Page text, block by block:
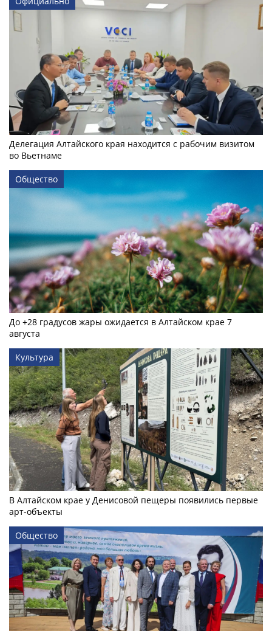
Делегация Алтайского края находится с рабочим визитом
во Вьетнаме
Общество
До +28 градусов жары ожидается в Алтайском крае 7
августа
Культура
В Алтайском крае у Денисовой пещеры появились первые
арт-объекты
Общество